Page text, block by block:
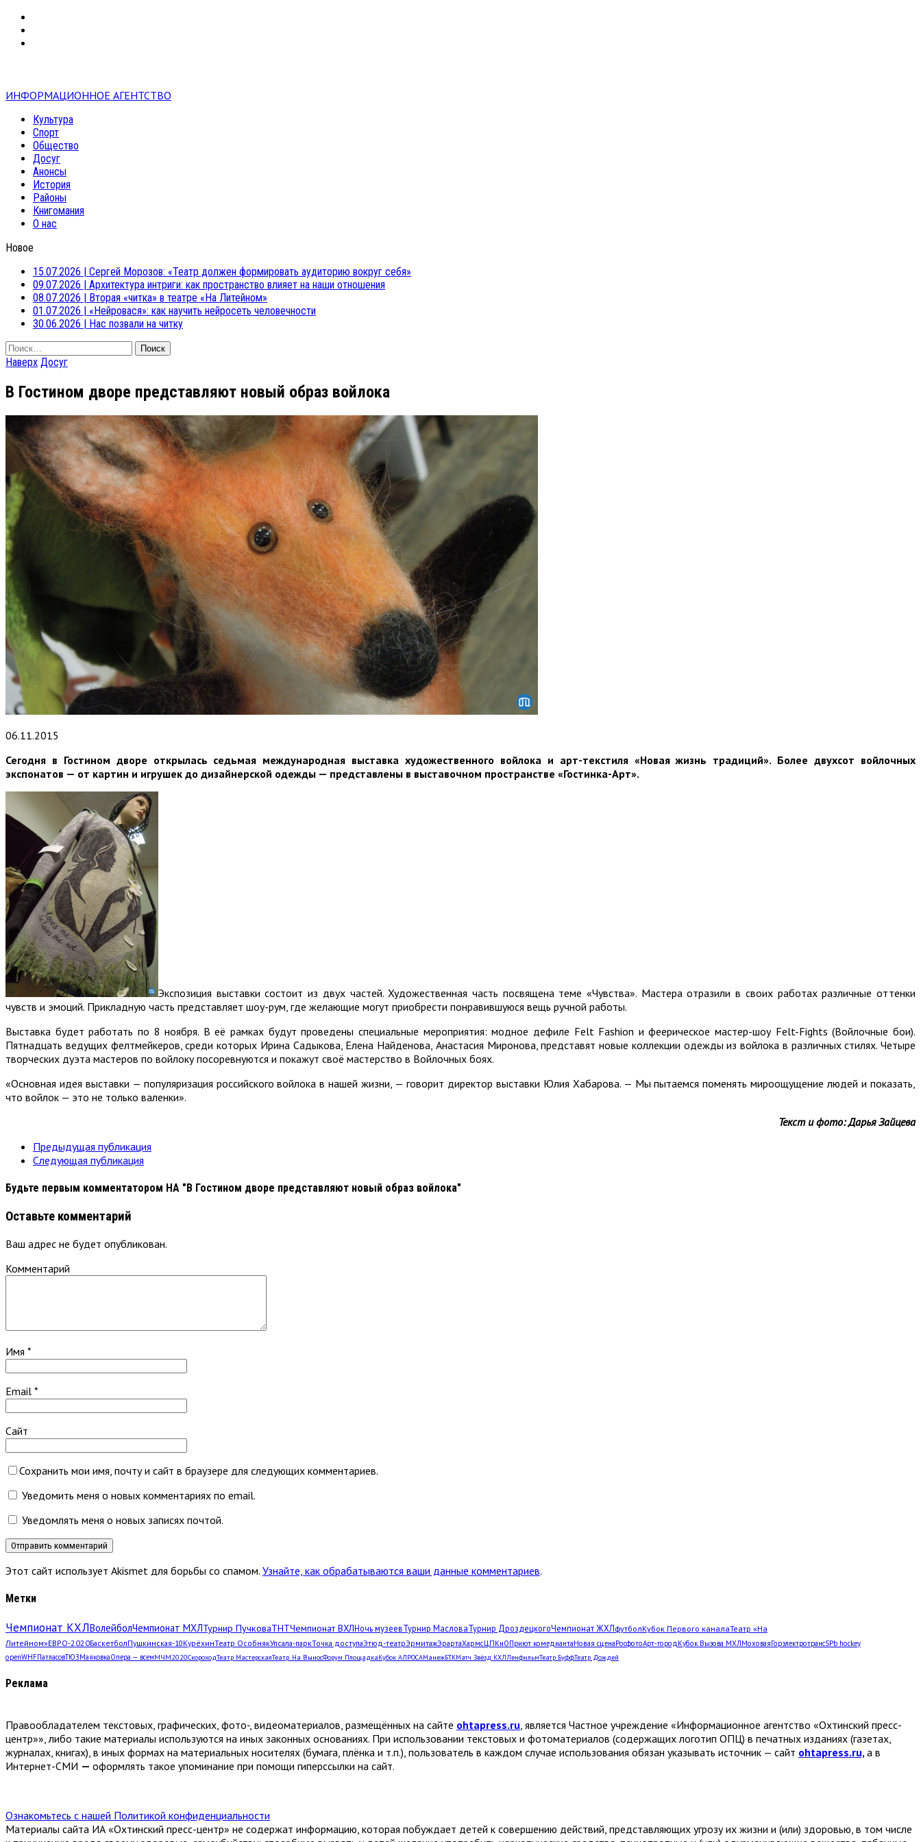
ИНФОРМАЦИОННОЕ АГЕНТСТВО
Культура
Спорт
Общество
Досуг
Анонсы
История
Районы
Книгомания
О нас
Новое
15.07.2026 | Сергей Морозов: «Театр должен формировать аудиторию вокруг себя»
09.07.2026 | Архитектура интриги: как пространство влияет на наши отношения
08.07.2026 | Вторая «читка» в театре «На Литейном»
01.07.2026 | «Нейровася»: как научить нейросеть человечности
30.06.2026 | Нас позвали на читку
Найти:
Наверх Досуг
В Гостином дворе представляют новый образ войлока
06.11.2015
Сегодня в Гостином дворе открылась седьмая международная выставка художественного войлока и арт-текстиля «Новая жизнь традиций». Более двухсот войлочных
экспонатов — от картин и игрушек до дизайнерской одежды — представлены в выставочном пространстве «Гостинка-Арт».
Экспозиция выставки состоит из двух частей. Художественная часть посвящена теме «Чувства». Мастера отразили в своих работах различные оттенки
чувств и эмоций. Прикладную часть представляет шоу-рум, где желающие могут приобрести понравившуюся вещь ручной работы.
Выставка будет работать по 8 ноября. В её рамках будут проведены специальные мероприятия: модное дефиле Felt Fashion и феерическое мастер-шоу Felt-Fights (Войлочные бои).
Пятнадцать ведущих фелтмейкеров, среди которых Ирина Садыкова, Елена Найденова, Анастасия Миронова, представят новые коллекции одежды из войлока в различных стилях. Четыре
творческих дуэта мастеров по войлоку посоревнуются и покажут своё мастерство в Войлочных боях.
«Основная идея выставки — популяризация российского войлока в нашей жизни, — говорит директор выставки Юлия Хабарова. — Мы пытаемся поменять мироощущение людей и показать,
что войлок — это не только валенки».
Текст и фото: Дарья Зайцева
Предыдущая публикация
Следующая публикация
Будьте первым комментатором НА "В Гостином дворе представляют новый образ войлока"
Оставьте комментарий
Ваш адрес не будет опубликован.
Комментарий
Имя *
Email *
Сайт
Сохранить мои имя, почту и сайт в браузере для следующих комментариев.
Уведомить меня о новых комментариях по email.
Уведомлять меня о новых записях почтой.
Этот сайт использует Akismet для борьбы со спамом. Узнайте, как обрабатываются ваши данные комментариев.
Метки
Чемпионат КХЛВолейболЧемпионат МХЛТурнир ПучковаТНТЧемпионат ВХЛНочь музеевТурнир МасловаТурнир ДроздецкогоЧемпионат ЖХЛфутболКубок Первого каналаТеатр «На
Литейном»ЕВРО-2020БаскетболПушкинская-10КурёхинТеатр ОсобнякУпсала-паркТочка доступаЭтюд-театрЭрмитажЭрартаХармсЦПКиОПриют комедиантаНовая сценаРосфотоАрт-город Кубок Вызова МХЛМоховаяГорэлектротрансSPb hockey
openWHFПатласовТЮЗМаяковкаОпера — всемМЧМ2020СкороходТеатр МастерскаяТеатр. На ВыносФорум ПлощадкаКубок АЛРОСАМанежБТКМатч Звёзд КХЛЛенфильмТеатр БуффТеатр Дождей
Реклама
Правообладателем текстовых, графических, фото-, видеоматериалов, размещённых на сайте ohtapress.ru, является Частное учреждение «Информационное агентство «Охтинский пресс-
центр»», либо такие материалы используются на иных законных основаниях. При использовании текстовых и фотоматериалов (содержащих логотип ОПЦ) в печатных изданиях (газетах,
журналах, книгах), в иных формах на материальных носителях (бумага, плёнка и т.п.), пользователь в каждом случае использования обязан указывать источник — сайт ohtapress.ru, а в
Интернет-СМИ — оформлять такое упоминание при помощи гиперссылки на сайт.
Ознакомьтесь с нашей Политикой конфиденциальности
Материалы сайта ИА «Охтинский пресс-центр» не содержат информацию, которая побуждает детей к совершению действий, представляющих угрозу их жизни и (или) здоровью, в том числе